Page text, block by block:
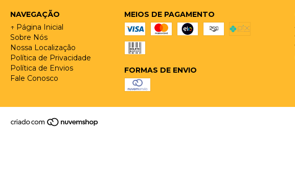
NAVEGAÇÃO
↑ Página Inicial
Sobre Nós
Nossa Localização
Política de Privacidade
Política de Envios
Fale Conosco
MEIOS DE PAGAMENTO
FORMAS DE ENVIO